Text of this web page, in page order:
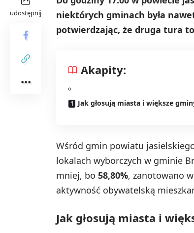
udostępnij
niektórych gminach była
potwierdzając, że druga tura
Akapity:
Jak głosują miasta i większe
Wśród gmin powiatu
lokalach wyborczych w gminie
mniej, bo 58,80%, zanotowano
aktywność obywatelską
Jak głosują miasta i